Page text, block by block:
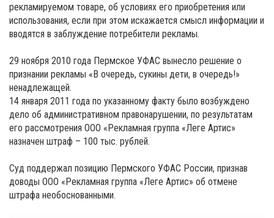
рекламируемом товаре, об условиях его приобретения или
использования, если при этом искажается смысл информации и
вводятся в заблуждение потребители рекламы.
29 ноября 2010 года Пермское УФАС вынесло решение о
признании рекламы «В очередь, сукины дети, в очередь!»
ненадлежащей.
14 января 2011 года по указанному факту было возбуждено
дело об административном правонарушении, по результатам
его рассмотрения ООО «Рекламная группа «Леге Артис»
назначен штраф – 100 тыс. рублей.
Суд поддержал позицию Пермского УФАС России, признав
доводы ООО «Рекламная группа «Леге Артис» об отмене
штрафа необоснованными.